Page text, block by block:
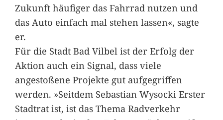
Zukunft häufiger das Fahrrad nutzen und
das Auto einfach mal stehen lassen«, sagte
er.
Für die Stadt Bad Vilbel ist der Erfolg der
Aktion auch ein Signal, dass viele
angestoßene Projekte gut aufgegriffen
werden. »Seitdem Sebastian Wysocki Erster
Stadtrat ist, ist das Thema Radverkehr